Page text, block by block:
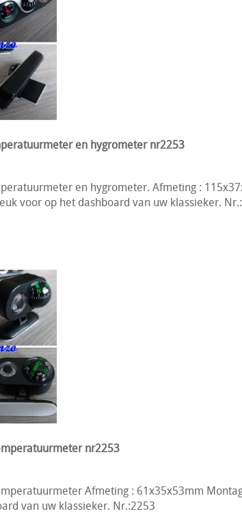
en hygrometer nr2253
en hygrometer. Afmeting :
voor op het dashboard van uw klassieker.
nr2253
Afmeting : 61x35x53mm
van uw klassieker. Nr.:2253